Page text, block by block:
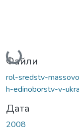
Вантажиться...
Файли
rol-sredstv-
h-edinoborstv-v-
Дата
2008